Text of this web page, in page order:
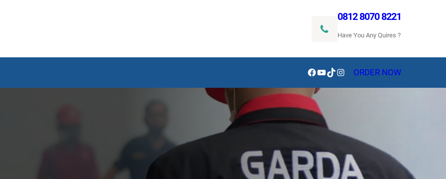
0812 8070 8221
Have You Any Quires ?
Facebook
YouTube
TikTokInstagramORDER NOW